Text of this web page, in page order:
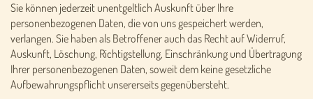
Sie können jederzeit unentgeltlich Auskunft über Ihre
personenbezogenen Daten, die von uns gespeichert werden,
verlangen. Sie haben als Betroffener auch das Recht auf Widerruf,
Auskunft, Löschung, Richtigstellung, Einschränkung und Übertragung
Ihrer personenbezogenen Daten, soweit dem keine gesetzliche
Aufbewahrungspflicht unsererseits gegenübersteht.